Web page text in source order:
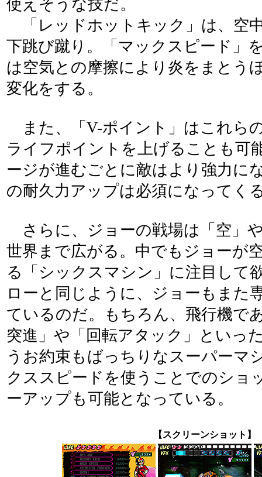
使えそうな技だ。
「レッドホットキック」は、空
下跳び蹴り。「マックスピード」
は空気との摩擦により炎をまとう
変化をする。
また、「V-ポイント」はこれら
ライフポイントを上げることも可
ージが進むごとに敵はより強力に
の耐久力アップは必須になってく
さらに、ジョーの戦場は「空」
世界まで広がる。中でもジョーが
る「シックスマシン」に注目して
ローと同じように、ジョーもまた
ているのだ。もちろん、飛行機で
突進」や「回転アタック」といっ
うお約束もばっちりなスーパーマ
クススピードを使うことでのショ
ーアップも可能となっている。
【スクリーンショット】